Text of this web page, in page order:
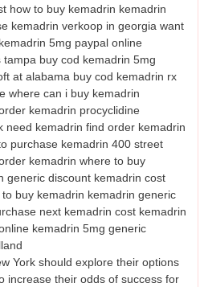
how to buy kemadrin kemadrin
kemadrin verkoop in georgia want
5mg paypal online
buy cod kemadrin 5mg
at alabama buy cod kemadrin rx
where can i buy kemadrin
kemadrin procyclidine
need kemadrin find order kemadrin
purchase kemadrin 400 street
kemadrin where to buy
generic discount kemadrin cost
buy kemadrin kemadrin generic
next kemadrin cost kemadrin
kemadrin 5mg generic
York should explore their options
increase their odds of success for